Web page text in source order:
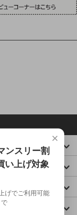
×
ンスリー割
い上げ対象
げでご利用可能